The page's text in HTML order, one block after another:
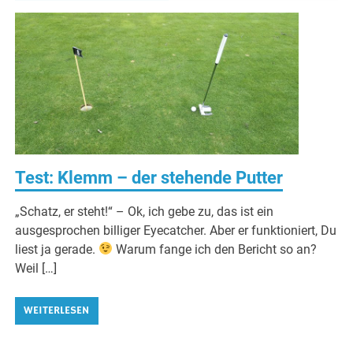
Test: Klemm – der stehende Putter
„Schatz, er steht!“ – Ok, ich gebe zu, das ist ein
ausgesprochen billiger Eyecatcher. Aber er funktioniert, Du
liest ja gerade.
Warum fange ich den Bericht so an?
Weil […]
WEITERLESEN